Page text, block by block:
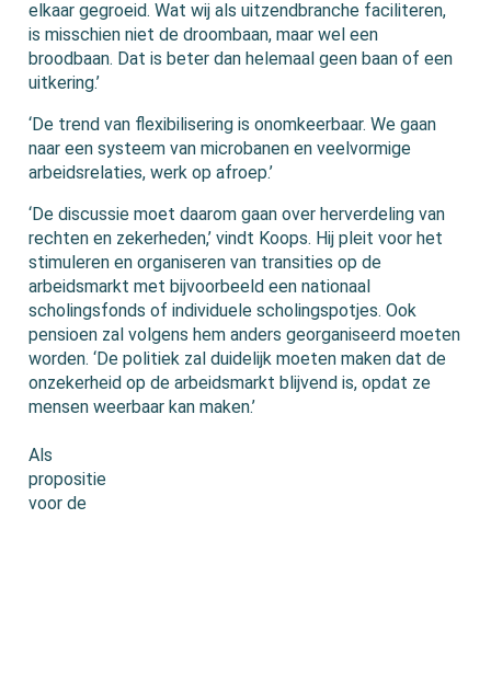
elkaar gegroeid. Wat wij als uitzendbranche faciliteren,
is misschien niet de droombaan, maar wel een
broodbaan. Dat is beter dan helemaal geen baan of een
uitkering.’
‘De trend van flexibilisering is onomkeerbaar. We gaan
naar een systeem van microbanen en veelvormige
arbeidsrelaties, werk op afroep.’
‘De discussie moet daarom gaan over herverdeling van
rechten en zekerheden,’ vindt Koops. Hij pleit voor het
stimuleren en organiseren van transities op de
arbeidsmarkt met bijvoorbeeld een nationaal
scholingsfonds of individuele scholingspotjes. Ook
pensioen zal volgens hem anders georganiseerd moeten
worden. ‘De politiek zal duidelijk moeten maken dat de
onzekerheid op de arbeidsmarkt blijvend is, opdat ze
mensen weerbaar kan maken.’
Als
propositie
voor de